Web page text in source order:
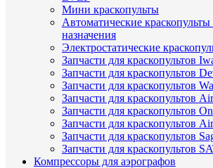
Мини краскопульты
Автоматические
назначения
Электростатические
Запчасти для краскопультов
Запчасти для краскопультов
Запчасти для краскопультов
Запчасти для краскопультов
Запчасти для краскопультов
Запчасти для краскопультов
Запчасти для краскопультов
Запчасти для краскопультов
Компрессоры для аэрографов